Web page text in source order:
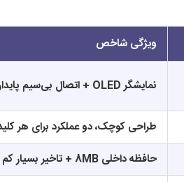
ویژگی شاخص
نمایشگر OLED + اتصال بی‌سیم پایدار
طراحی کوچک، دو عملکرد برای هر
حافظه داخلی 8MB + تاخیر بسیار کم